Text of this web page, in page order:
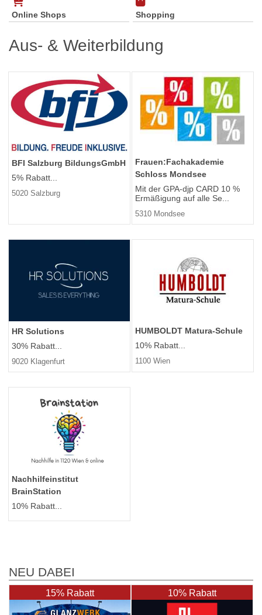
Online Shops Shopping
Aus- & Weiterbildung
BFI Salzburg BildungsGmbH
5% Rabatt...
5020 Salzburg
Frauen:Fachakademie
Schloss Mondsee
Mit der GPA-djp CARD 10 %
Ermäßigung auf alle Se...
5310 Mondsee
HR Solutions
30% Rabatt...
9020 Klagenfurt
HUMBOLDT Matura-Schule
10% Rabatt...
1100 Wien
Nachhilfeinstitut
BrainStation
10% Rabatt...
NEU DABEI
15% Rabatt 10% Rabatt